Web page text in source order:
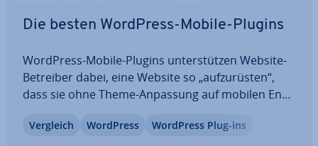
Die besten WordPress-Mobile-Plugins
WordPress-Mobile-Plugins un­ter­stüt­zen Website-
Betreiber dabei, eine Website so „auf­zu­rüs­ten“,
dass sie ohne Theme-Anpassung auf mobilen End­
angezeigt werden. Welche WordPress- Plugins gibt
Vergleich WordPress WordPress Plug-ins